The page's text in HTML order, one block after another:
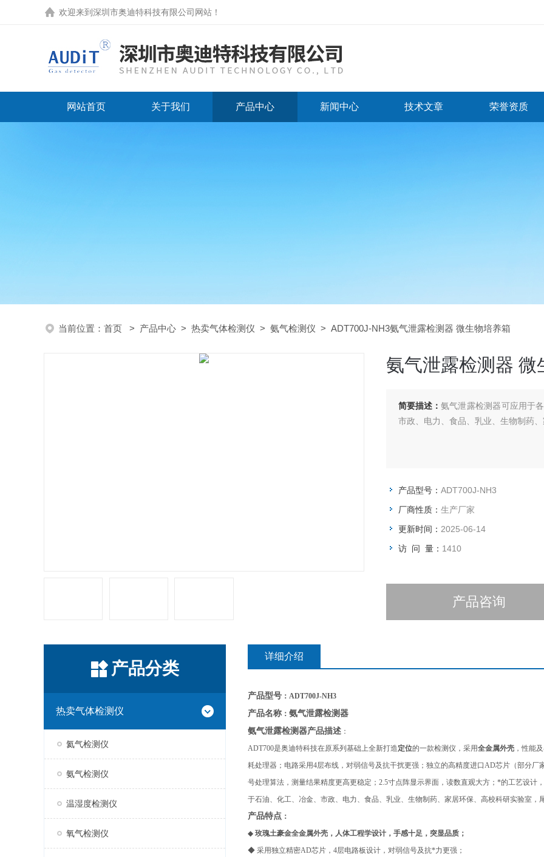
欢迎来到 深圳市奥迪特科技有限公司网站 ！
网站首页 关于我们 产品中心 新闻中心 技术文章 荣誉资质
当前位置： 首页 > 产品中心 > 热卖气体检测仪 > 氨气检测仪 > ADT700J-NH3氨气泄露检测器 微生物培养箱
氨气泄露检测器 微
简要描述： 氨气泄露检测器可应用于
市政、电力、食品、乳业、生物制药
产品型号： ADT700J-NH3
厂商性质： 生产厂家
更新时间： 2025-06-14
访 问 量： 1410
产品咨询
产品分类
热卖气体检测仪
氦气检测仪
氨气检测仪
温湿度检测仪
氧气检测仪
详细介绍
产品型号 ：ADT700J-NH3
产品名称 ： 氨气泄露检测器
氨气泄露检测器产品描述 ：
ADT700是奥迪特科技在原系列基础上全新打造定位的一款检测仪，采用全金属外壳 ，性能
耗处理器；电路采用4层布线，对弱信号及抗干扰更强；独立的高精度进口AD芯片（部分
号处理算法，测量结果精度更高更稳定；2.5寸点阵显示界面，读数直观大方；*的工艺设计
于石油、化工、冶金、市政、电力、食品、乳业、生物制药、家居环保、高校科研实验室，
产品特点 ：
◆ 玫瑰土豪金全金属外壳，人体工程学设计，手感十足，突显品质；
◆ 采用独立精密AD芯片，4层电路板设计，对弱信号及抗*力更强；